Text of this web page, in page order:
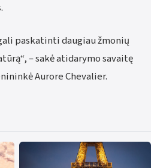
paskatinti daugiau žmonių
– sakė atidarymo savaitę
Aurore Chevalier.